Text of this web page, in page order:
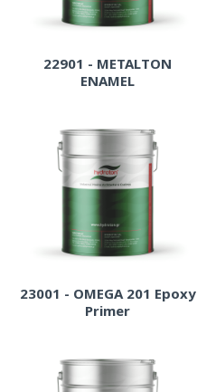
22901 - METALTON
ENAMEL
23001 - OMEGA 201 Epoxy
Primer